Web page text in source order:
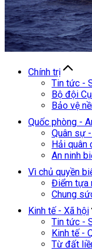
Chính trị
Tin tức -
Bộ đội
Bảo vệ
Quốc phòng -
Quân sự
Hải quân
An ninh
Vì chủ quyền
Điểm tựa
Chung
Kinh tế - Xã hội
Tin tức -
Kinh tế -
Từ đất